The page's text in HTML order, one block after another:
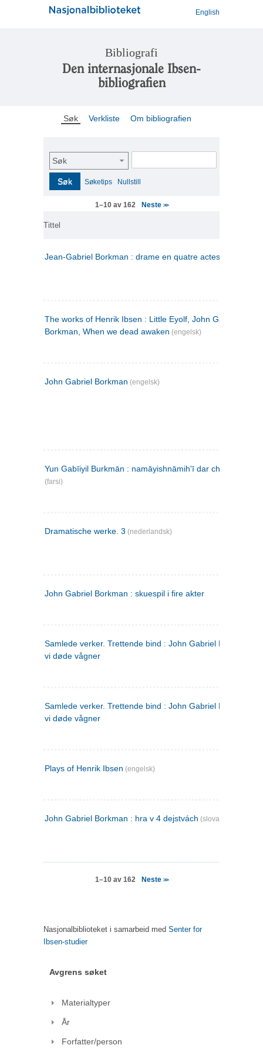
English
Bibliografi
Den internasjonale Ibsen-
bibliografien
Søk Verkliste Om bibliografien
Søk
Søk Søketips Nullstill
1–10 av 162 Neste >>
Tittel
Jean-Gabriel Borkman : drame en quatre actes
The works of Henrik Ibsen : Little Eyolf, John Gabriel
Borkman, When we dead awaken (engelsk)
John Gabriel Borkman (engelsk)
Yun Gabīiyil Burkmān : namāyishnāmihʹī dar chahār pardih
(farsi)
Dramatische werke. 3 (nederlandsk)
John Gabriel Borkman : skuespil i fire akter
Samlede verker. Trettende bind : John Gabriel Borkman ;
vi døde vågner
Samlede verker. Trettende bind : John Gabriel Borkman ;
vi døde vågner
Plays of Henrik Ibsen (engelsk)
John Gabriel Borkman : hra v 4 dejstvách (slovakisk)
1–10 av 162 Neste >>
Nasjonalbiblioteket i samarbeid med Senter for
Ibsen-studier
Avgrens søket
Materialtyper
År
Forfatter/person